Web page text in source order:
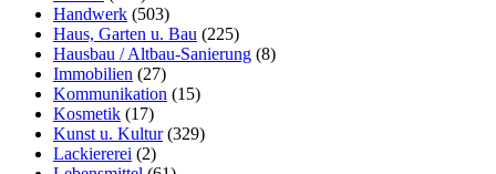
Handwerk (503)
Haus, Garten u. Bau (225)
Hausbau / Altbau-Sanierung (8)
Immobilien (27)
Kommunikation (15)
Kosmetik (17)
Kunst u. Kultur(329)
Lackiererei (2)